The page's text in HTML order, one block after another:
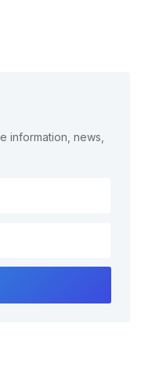
information, news,